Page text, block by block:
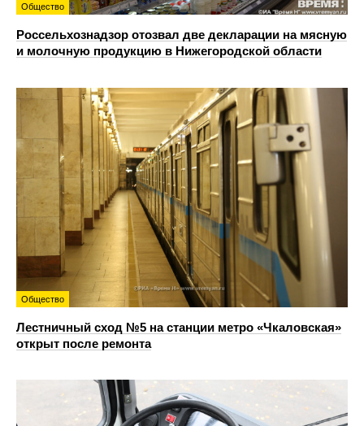
Общество
Россельхознадзор отозвал две декларации на мясную
и молочную продукцию в Нижегородской области
Общество
Лестничный сход №5 на станции метро «Чкаловская»
открыт после ремонта